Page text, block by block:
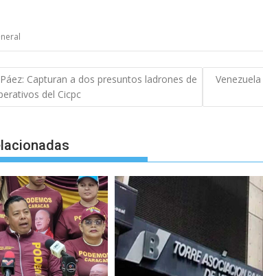
Capturan a dos presuntos ladrones de
del Cicpc